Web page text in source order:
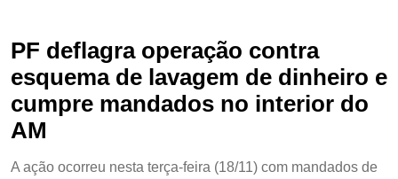
PF deflagra operação contra
esquema de lavagem de dinheiro e
cumpre mandados no interior do
AM
A ação ocorreu nesta terça-feira (18/11) com mandados de